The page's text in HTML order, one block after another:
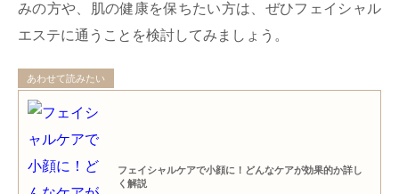
みの方や、肌の健康を保ちたい方は、ぜひフェイシャル
エステに通うことを検討してみましょう。
あわせて読みたい
フェイシャルケアで小顔に！どんなケアが効果的か詳し
く解説